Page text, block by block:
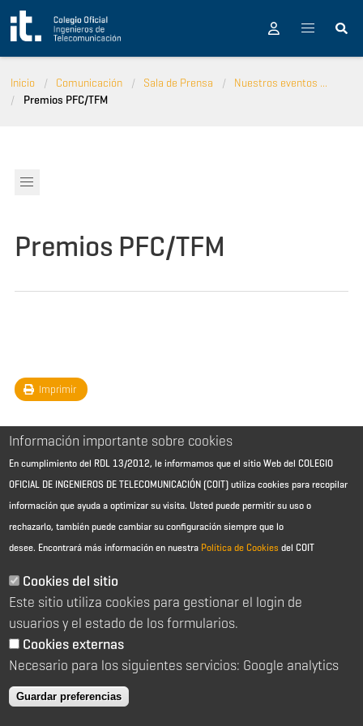
Pasar al contenido principal
Inicio Comunicación Sala de Prensa
Nuestros eventos ...
Premios PFC/TFM
Premios PFC/TFM
Imprimir
Aviso Legal - Información general
Política de cookies
Política de reembolso
Sitemap
C/ Almagro 2 1º Izqda 28010 Madrid
91 391 10 66
coit@coit.es
Información importante sobre cookies
En cumplimiento del RDL 13/2012, le informamos que el sitio Web del COLEGIO
OFICIAL DE INGENIEROS DE TELECOMUNICACIÓN (COIT) utiliza cookies para recopilar
información que ayuda a optimizar su visita. Usted puede permitir su uso o
rechazarlo, también puede cambiar su configuración siempre que lo
desee. Encontrará más información en nuestra Política de Cookies del COIT
Cookies del sitio
Este sitio utiliza cookies para gestionar el login de
usuarios y el estado de los formularios.
Cookies externas
Necesario para los siguientes servicios: Google analytics
Guardar preferencias